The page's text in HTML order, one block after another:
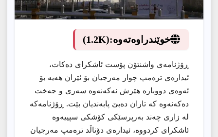
خوێندراوەتەوە:(1.2K)
ڕۆژنامەی واشنتۆن پۆست ئاشكرای دەكات،
ئیدارەی ترەمپ چوار مەرجیان بۆ ئێران هەیە بۆ
ئەوەی دووبارە هێرش نەكەنەوە سەری و جەخت
دەكەنەوە كە تاران دەبێ پابەندیان بێت. ڕۆژنامەكە
لە زاری چەند بەرپرسێكی كۆشكی سپییەوە
ئاشكرای كردووە، ئیدارەی دۆناڵد ترەمپ مەرجیان